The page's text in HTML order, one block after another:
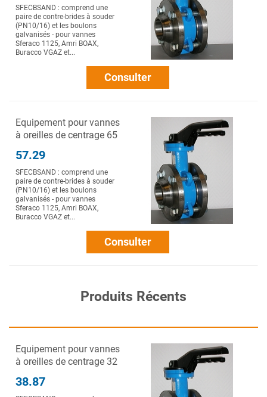
SFECBSAND : comprend une
paire de contre-brides à souder
(PN10/16) et les boulons
galvanisés - pour vannes
Sferaco 1125, Amri BOAX,
Buracco VGAZ et...
Consulter
Equipement pour vannes
à oreilles de centrage 65
57.29
SFECBSAND : comprend une
paire de contre-brides à souder
(PN10/16) et les boulons
galvanisés - pour vannes
Sferaco 1125, Amri BOAX,
Buracco VGAZ et...
Consulter
Produits Récents
Equipement pour vannes
à oreilles de centrage 32
38.87